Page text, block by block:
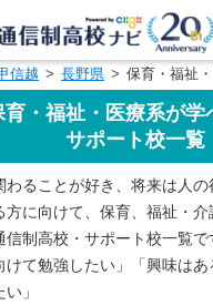
す
から探す
エリアを選択して
信越 長野県 保育・福祉
・福祉・医療系が学
サポート校一覧
わることが好き、将来は人
方に向けて、保育、福祉・
制高校・サポート校一覧で
けて勉強したい」「興味は
」